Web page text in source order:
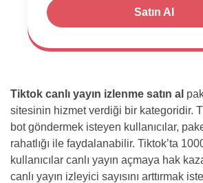
Satın Al
Tiktok canlı yayın izlenme satın al
sitesinin hizmet verdiği bir kategoridir.
bot göndermek isteyen kullanıcılar,
rahatlığı ile faydalanabilir. Tiktok’ta
kullanıcılar canlı yayın açmaya hak
canlı yayın izleyici sayısını arttırmak